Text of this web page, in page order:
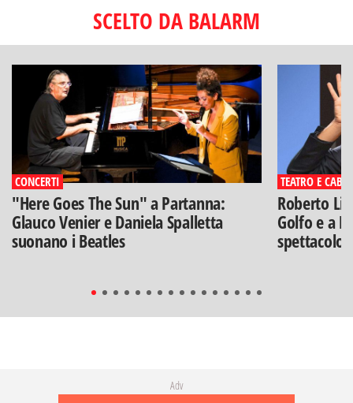
SCELTO DA BALARM
CONCERTI
"Here Goes The Sun" a Partanna:
Glauco Venier e Daniela Spalletta
suonano i Beatles
TEATRO E
Roberto
Golfo e a
spettacolo"
Adv